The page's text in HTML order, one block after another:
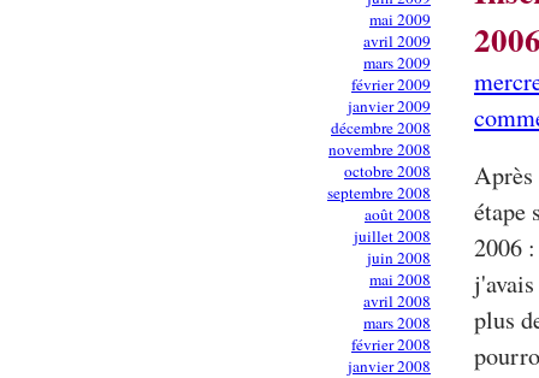
mai 2009
avril 2009
mars 2009
février 2009
janvier 2009
décembre 2008
novembre 2008
octobre 2008
septembre 2008
août 2008
juillet 2008
juin 2008
mai 2008
avril 2008
mars 2008
février 2008
janvier 2008
Après
étape
2006
plus